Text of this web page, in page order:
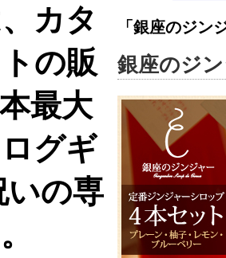
「銀座のジン
銀座のジ
カタ
の販
最大
グギ
いの専